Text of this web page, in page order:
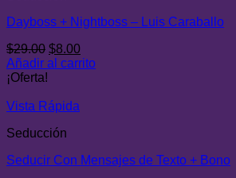
Dayboss + Nightboss – Luis Caraballo
$29.00 El
precio
$29.00.
$8.00El
precio
Añadir al carrito
¡Oferta!
Vista Rápida
Seducción
Seducir Con Mensajes de Texto + Bono